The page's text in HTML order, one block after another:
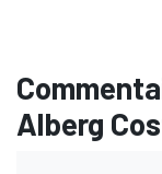
Alberg